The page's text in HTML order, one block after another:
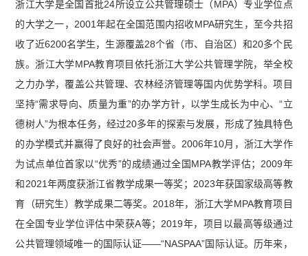
浙江大学是全国首批24所设立公共管理硕士（MPA）专业学位点
的大学之一，2001年起在全国范围内招收MPA研究生，至今共招
收了近6200名学生，生源覆盖28个省（市、自治区）和20多个民
族。浙江大学MPA教育项目依托浙江大学公共管理学院，举全校
之力办学，覆盖公共管理、农林经济管理等国内优势学科。项目
坚持“需求导向、质量为重”的办学方针，以学生成长为中心、“立
德树人”为根本任务，经过20多年的探索与发展，形成了独具特色
的办学模式并赢得了良好的社会声誉。2006年10月，浙江大学作
为试点单位首家以“优秀”的成绩通过全国MPA教学评估；2009年
和2021年两度获浙江省教学成果一等奖；2023年获国家级高等教
育（研究生）教学成果二等奖。2018年，浙江大学MPA教育项目
在全国专业学位评估中荣获A等；2019年，项目以最高等级通过
公共管理领域唯一的国际认证——“NASPAA”国际认证。历年来，